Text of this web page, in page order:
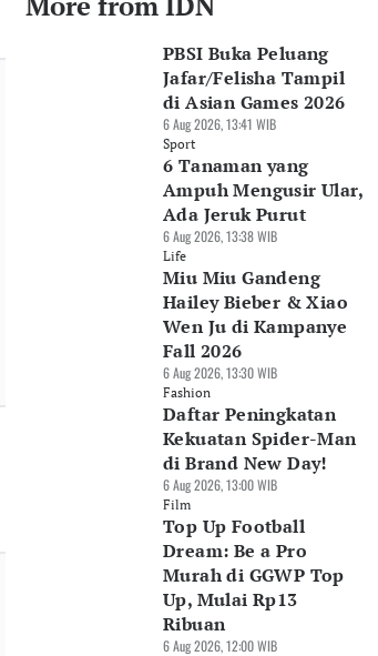
PBSI Buka Peluang
Jafar/Felisha Tampil
di Asian Games 2026
6 Aug 2026, 13:41 WIB
Sport
6 Tanaman yang
Ampuh Mengusir Ular,
Ada Jeruk Purut
6 Aug 2026, 13:38 WIB
Life
Miu Miu Gandeng
Hailey Bieber & Xiao
Wen Ju di Kampanye
Fall 2026
6 Aug 2026, 13:30 WIB
Fashion
Daftar Peningkatan
Kekuatan Spider-Man
di Brand New Day!
6 Aug 2026, 13:00 WIB
Film
Top Up Football
Dream: Be a Pro
Murah di GGWP Top
Up, Mulai Rp13
Ribuan
6 Aug 2026, 12:00 WIB